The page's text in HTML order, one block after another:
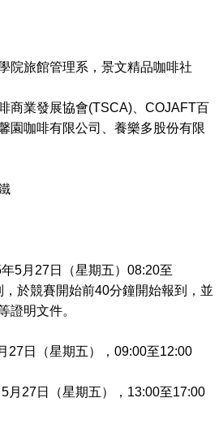
院旅館管理系，景文精品咖啡社
商業發展協會(TSCA)、COJAFT百
園咖啡有限公司、養樂多股份有限
5月27日（星期五）08:20至
於競賽開始前40分鐘開始報到，並
證明文件。
27日（星期五），09:00至12:00
月27日（星期五），13:00至17:00